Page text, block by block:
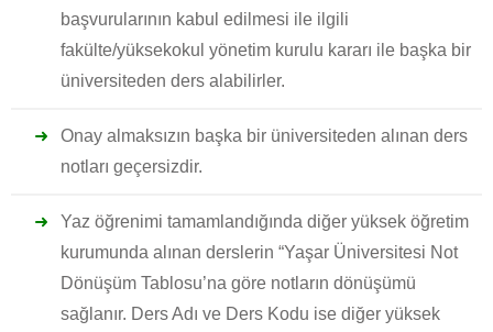
başvurularının kabul edilmesi ile ilgili
fakülte/yüksekokul yönetim kurulu kararı ile başka bir
üniversiteden ders alabilirler.
Onay almaksızın başka bir üniversiteden alınan ders
notları geçersizdir.
Yaz öğrenimi tamamlandığında diğer yüksek öğretim
kurumunda alınan derslerin “Yaşar Üniversitesi Not
Dönüşüm Tablosu’na göre notların dönüşümü
sağlanır. Ders Adı ve Ders Kodu ise diğer yüksek